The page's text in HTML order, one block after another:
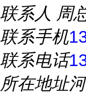
联系人 周
联系手机
联系电话
所在地址